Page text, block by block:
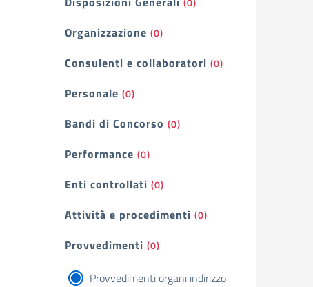
Filtri
Organizzazione (0)
Consulenti e collaboratori (0)
Personale (0)
Bandi di Concorso (0)
Performance (0)
Enti controllati (0)
Attività e procedimenti (0)
Provvedimenti (0)
Provvedimenti organi indirizzo-